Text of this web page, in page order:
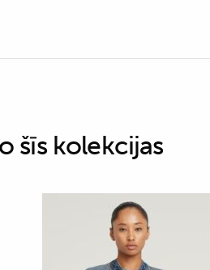
šīs kolekcijas